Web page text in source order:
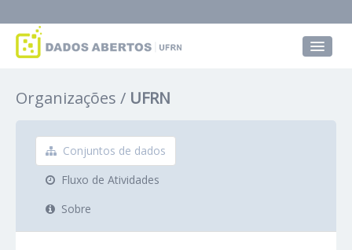
Grupos
Sobre
Organizações UFRN
Conjuntos de dados
Fluxo de Atividades
Sobre